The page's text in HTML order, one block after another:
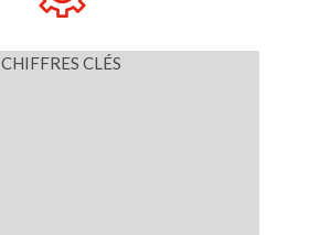
CHIFFRES CLÉS